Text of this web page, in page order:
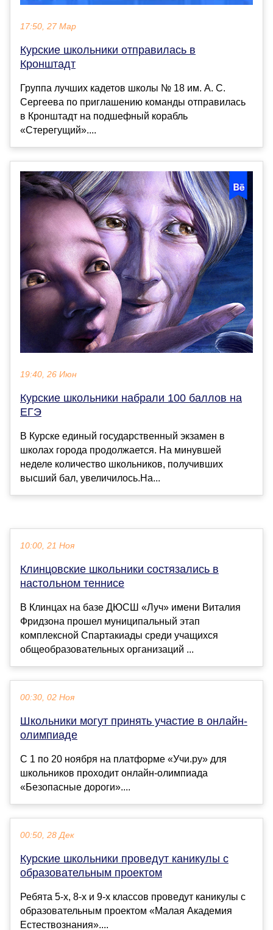
17:50, 27 Мар
Курские школьники отправилась в
Кронштадт
Группа лучших кадетов школы № 18 им. А. С.
Сергеева по приглашению команды отправилась
в Кронштадт на подшефный корабль
«Стерегущий»....
19:40, 26 Июн
Курские школьники набрали 100 баллов на
ЕГЭ
В Курске единый государственный экзамен в
школах города продолжается. На минувшей
неделе количество школьников, получивших
высший бал, увеличилось.На...
10:00, 21 Ноя
Клинцовские школьники состязались в
настольном теннисе
В Клинцах на базе ДЮСШ «Луч» имени Виталия
Фридзона прошел муниципальный этап
комплексной Спартакиады среди учащихся
общеобразовательных организаций ...
00:30, 02 Ноя
Школьники могут принять участие в онлайн-
олимпиаде
С 1 по 20 ноября на платформе «Учи.ру» для
школьников проходит онлайн-олимпиада
«Безопасные дороги»....
00:50, 28 Дек
Курские школьники проведут каникулы с
образовательным проектом
Ребята 5-х, 8-х и 9-х классов проведут каникулы с
образовательным проектом «Малая Академия
Естествознания»....